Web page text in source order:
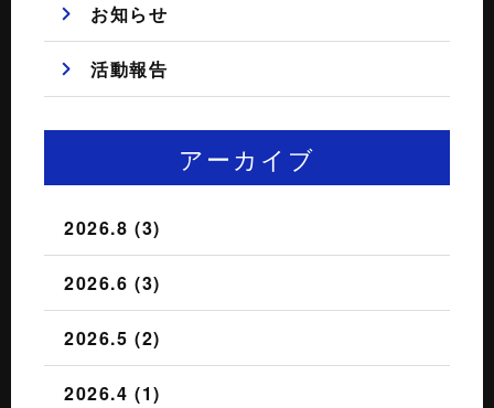
お知らせ
活動報告
アーカイブ
2026.8 (3)
2026.6 (3)
2026.5 (2)
2026.4 (1)